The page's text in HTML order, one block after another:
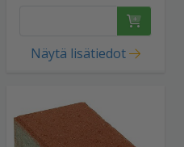
Näytä lisätiedot